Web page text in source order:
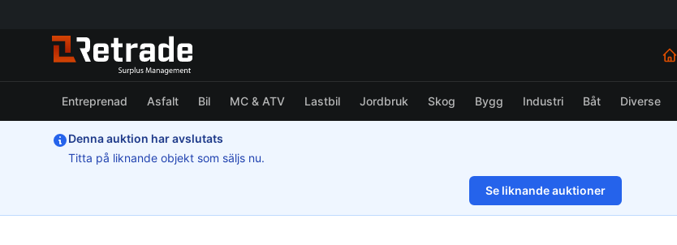
Entreprenad Asfalt Bil MC & ATV Lastbil Jordbruk Skog Bygg Industri Båt Diverse
Denna auktion har avslutats
Titta på liknande objekt som säljs nu.
Se liknande auktioner
1/16